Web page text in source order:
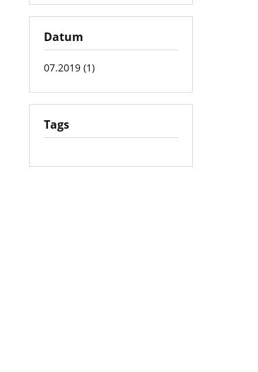
Datum
07.2019 (1)
Tags